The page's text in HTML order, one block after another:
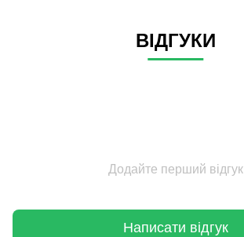
ВІДГУКИ
Додайте перший відгук
Написати відгук